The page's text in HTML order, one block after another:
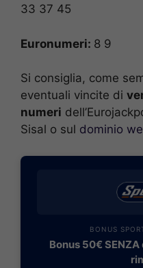
33 37 45
Euronumeri: 8 9
Si consiglia, come
eventuali vincite di
numeri
Sisal o sul dominio
BONUS
Bonus 50€